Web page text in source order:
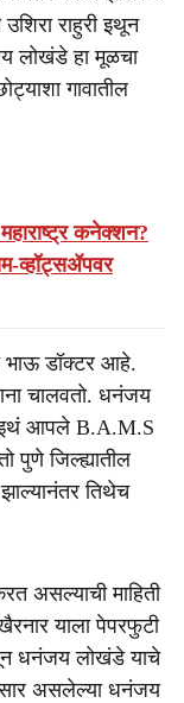
राहुरी इथून
लोखंडे हा मूळचा
गावातील
कनेक्शन?
व्हॉट्सॲपवर
भाऊ डॉक्टर आहे.
चालवतो. धनंजय
इथं आपले B.A.M.S
पुणे जिल्ह्यातील
झाल्यानंतर तिथेच
असल्याची माहिती
याला पेपरफुटी
धनंजय लोखंडे याचे
असलेल्या धनंजय